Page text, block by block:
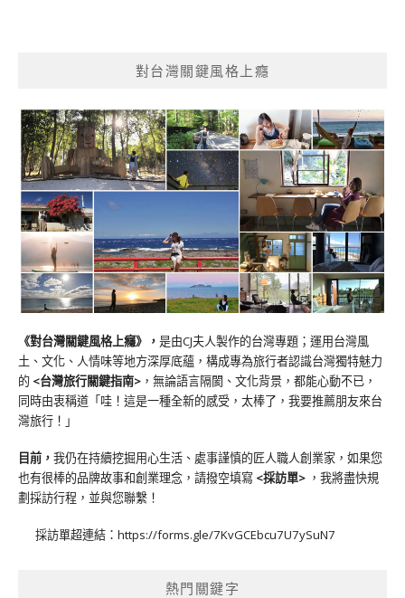
對台灣關鍵風格上癮
《對台灣關鍵風格上癮》 ， 是由CJ夫人製作的台灣專題；運用台灣風
土、文化、人情味等地方深厚底蘊，構成專為旅行者認識台灣獨特魅力
的 <台灣旅行關鍵指南> ，無論語言隔閡、文化背景，都能心動不已，
同時由衷稱道「哇！這是一種全新的感受，太棒了，我要推薦朋友來台
灣旅行！」
目前， 我仍在持續挖掘用心生活、處事謹慎的匠人職人創業家，如果您
也有很棒的品牌故事和創業理念，請撥空填寫 <採訪單> ，我將盡快規
劃採訪行程，並與您聯繫！
採訪單超連結： https://forms.gle/7KvGCEbcu7U7ySuN7
熱門關鍵字